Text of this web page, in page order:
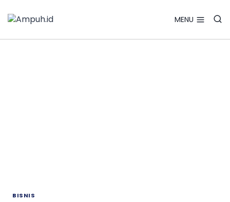
to
content
MENU
BISNIS